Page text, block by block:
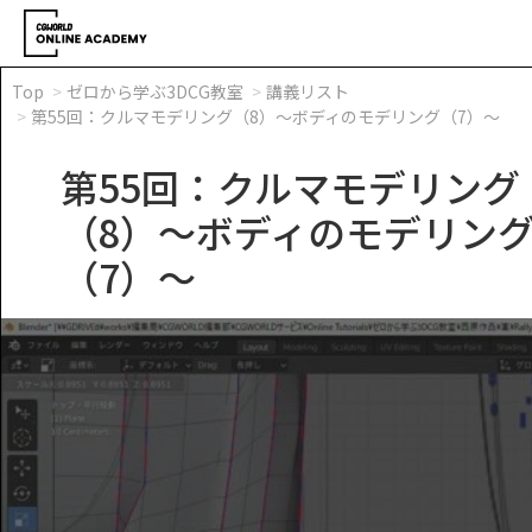
Top ゼロから学ぶ3DCG教室
講義リスト
第55回：クルマモデリング（8）～ボディのモデリング（7）～
第55回：クルマモデリング
（8）～ボディのモデリン
（7）～